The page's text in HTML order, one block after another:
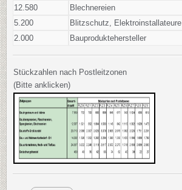
12.580
Blechnereien
5.200
Blitzschutz, Elektroinstallateure
2.000
Bauproduktehersteller
Stückzahlen nach Postleitzonen
(Bitte anklicken)